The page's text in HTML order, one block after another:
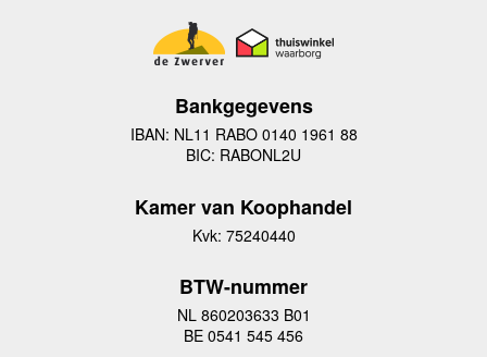
Bankgegevens
IBAN: NL11 RABO 0140 1961 88
BIC: RABONL2U
Kamer van Koophandel
Kvk: 75240440
BTW-nummer
NL 860203633 B01
BE 0541 545 456